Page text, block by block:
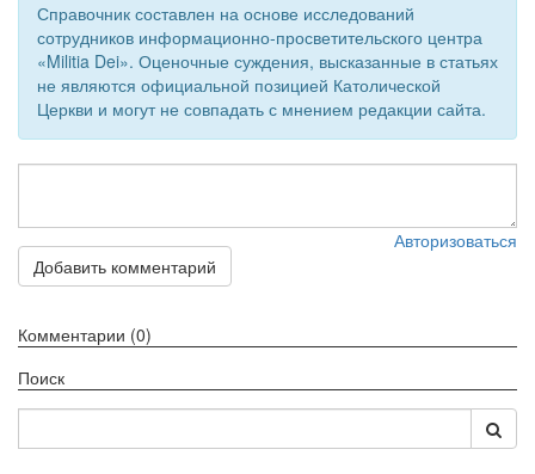
Справочник составлен на основе исследований
сотрудников информационно-просветительского центра
«Militia Dei». Оценочные суждения, высказанные в статьях
не являются официальной позицией Католической
Церкви и могут не совпадать с мнением редакции сайта.
Авторизоваться
Добавить комментарий
Комментарии (0)
Поиск